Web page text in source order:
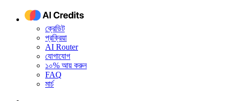
ক্রেডিট
প্রক্রিয়া
AI Router
যোগাযোগ
১০% আয় করুন
FAQ
মার্চ